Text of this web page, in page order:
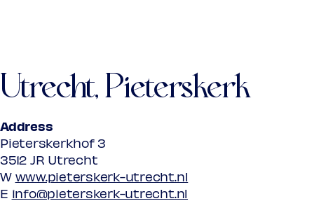
Utrecht, Pieterskerk
Address
Pieterskerkhof 3
3512 JR Utrecht
W www.pieterskerk-utrecht.nl
E info@pieterskerk-utrecht.nl